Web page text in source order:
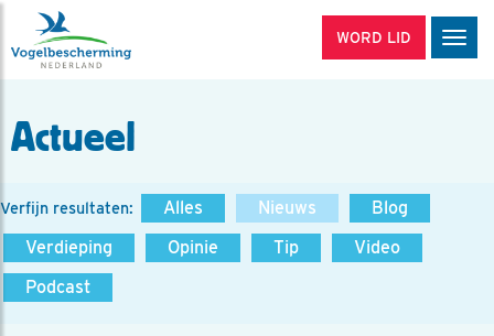
WORD LID
Actueel
Verfijn resultaten: Alles Nieuws
Blog
Verdieping
Opinie Tip
Video
Podcast